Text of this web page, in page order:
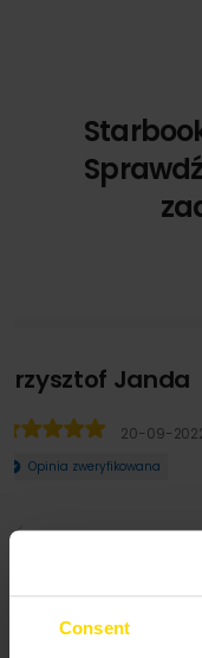
Consent
Anna
Opinia